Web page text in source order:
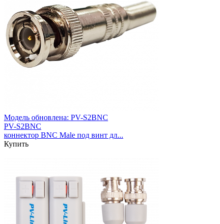
Модель обновлена: PV-S2BNC
PV-S2BNC
коннектор BNC Male под винт дл...
Купить